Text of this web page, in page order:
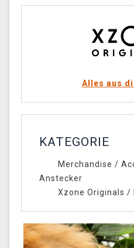
Alles aus
KATEGORIE
Merchandise /
Anstecker
Xzone Originals /